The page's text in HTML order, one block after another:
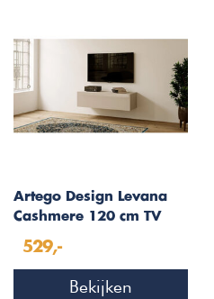
Artego Design Levana
Cashmere 120 cm TV
529,-
Bekijken